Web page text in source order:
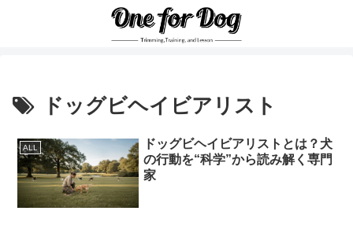
ドッグビヘイビアリスト
ALL
ドッグビヘイビアリストとは？犬
の行動を“科学”から読み解く専門
家